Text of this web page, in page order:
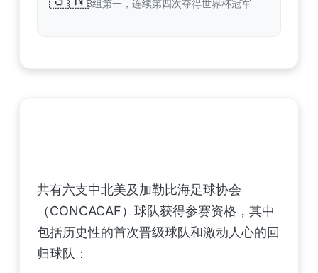
B组第一，连续第四次夺得世界杯冠军
共有六支中北美及加勒比海足球协会
（CONCACAF）球队获得参赛资格，其中
包括历史性的首次晋级球队和激动人心的回
归球队：